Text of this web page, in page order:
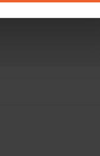
donné. C'est
Es-tu